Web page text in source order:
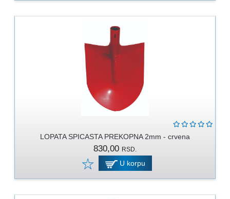
LOPATA SPICASTA PREKOPNA 2mm - crvena
830,00 RSD.
U korpu